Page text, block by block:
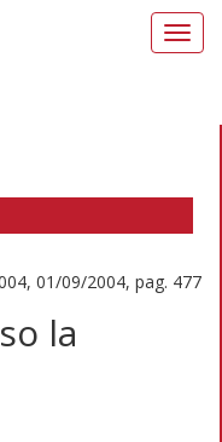
01/09/2004, pag. 477
la